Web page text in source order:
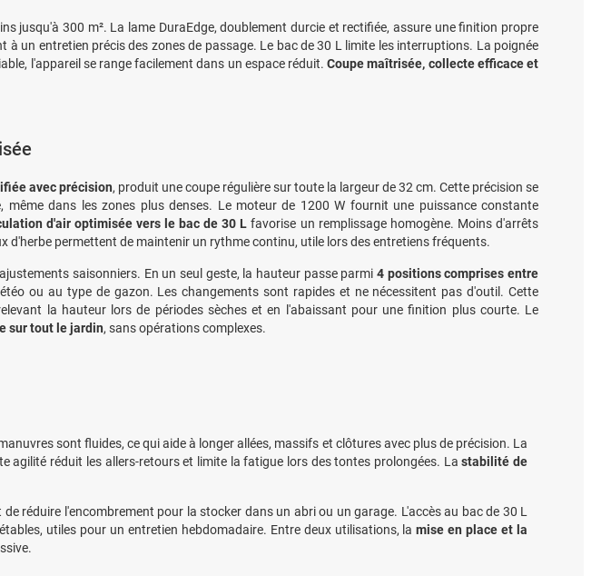
jusqu'à 300 m². La lame DuraEdge, doublement durcie et rectifiée, assure une finition propre
un entretien précis des zones de passage. Le bac de 30 L limite les interruptions. La poignée
l'appareil se range facilement dans un espace réduit.Coupe maîtrisée, collecte efficace et
avec précision, produit une coupe régulière sur toute la largeur de 32 cm. Cette précision se
même dans les zones plus denses. Le moteur de 1200 W fournit une puissance constante
d'air optimisée vers le bac de 30 L favorise un remplissage homogène. Moins d'arrêts
d'herbe permettent de maintenir un rythme continu, utile lors des entretiens fréquents.
saisonniers. En un seul geste, la hauteur passe parmi4 positions comprises entre
ou au type de gazon. Les changements sont rapides et ne nécessitent pas d'outil. Cette
la hauteur lors de périodes sèches et en l'abaissant pour une finition plus courte. Le
sur tout le jardin, sans opérations complexes.
sont fluides, ce qui aide à longer allées, massifs et clôtures avec plus de précision. La
agilité réduit les allers-retours et limite la fatigue lors des tontes prolongées. Lastabilité de
réduire l'encombrement pour la stocker dans un abri ou un garage. L'accès au bac de 30 L
utiles pour un entretien hebdomadaire. Entre deux utilisations, lamise en place et la